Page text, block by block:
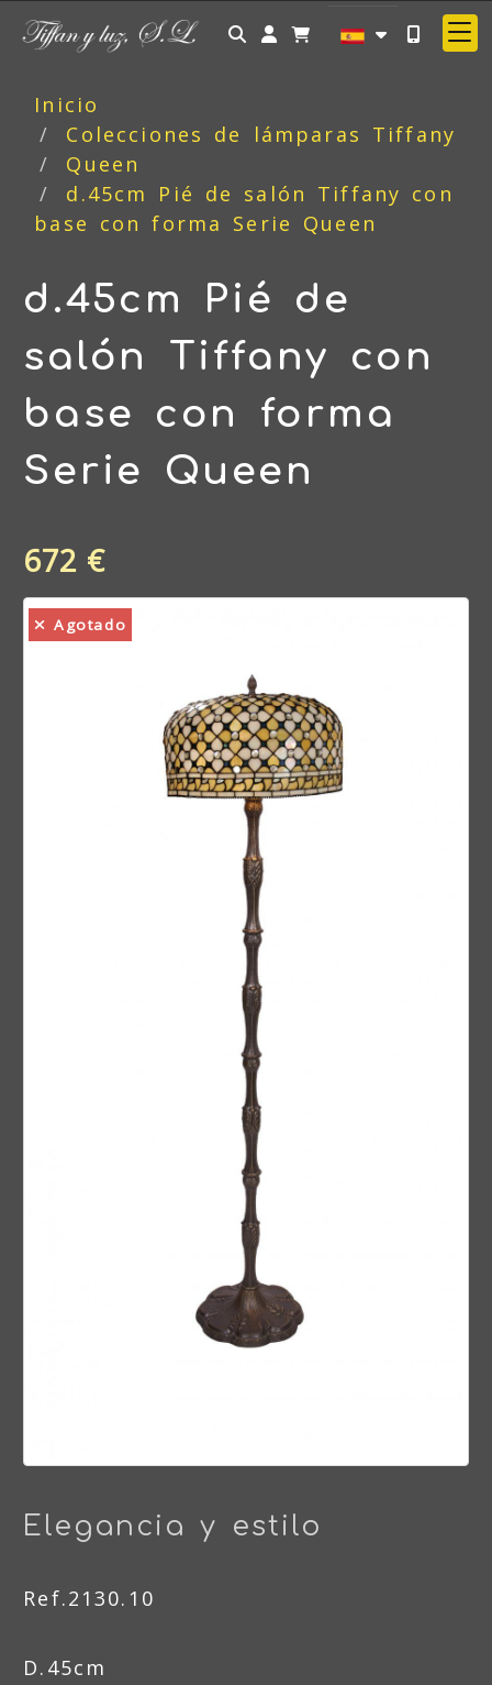
Identifícate
Inicio
Colecciones de lámparas Tiffany
Queen
d.45cm Pié de salón Tiffany con
base con forma Serie Queen
d.45cm Pié de
salón Tiffany con
base con forma
Serie Queen
672 €
Agotado
Elegancia y estilo
Ref.2130.10
D.45cm